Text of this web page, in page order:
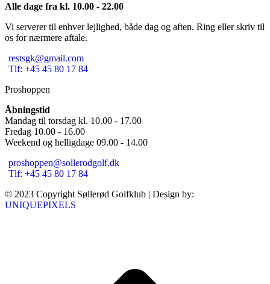
Alle dage fra kl. 10.00 - 22.00
Vi serverer til enhver lejlighed, både dag og aften. Ring eller skriv til
os for nærmere aftale.
restsgk@gmail.com
Tlf: +45 45 80 17 84
Proshoppen
Åbningstid
Mandag til torsdag kl. 10.00 - 17.00
Fredag 10.00 - 16.00
Weekend og helligdage 09.00 - 14.00
proshoppen@sollerodgolf.dk
Tlf: +45 45 80 17 84
© 2023 Copyright Søllerød Golfklub | Design by:
UNIQUEPIXELS